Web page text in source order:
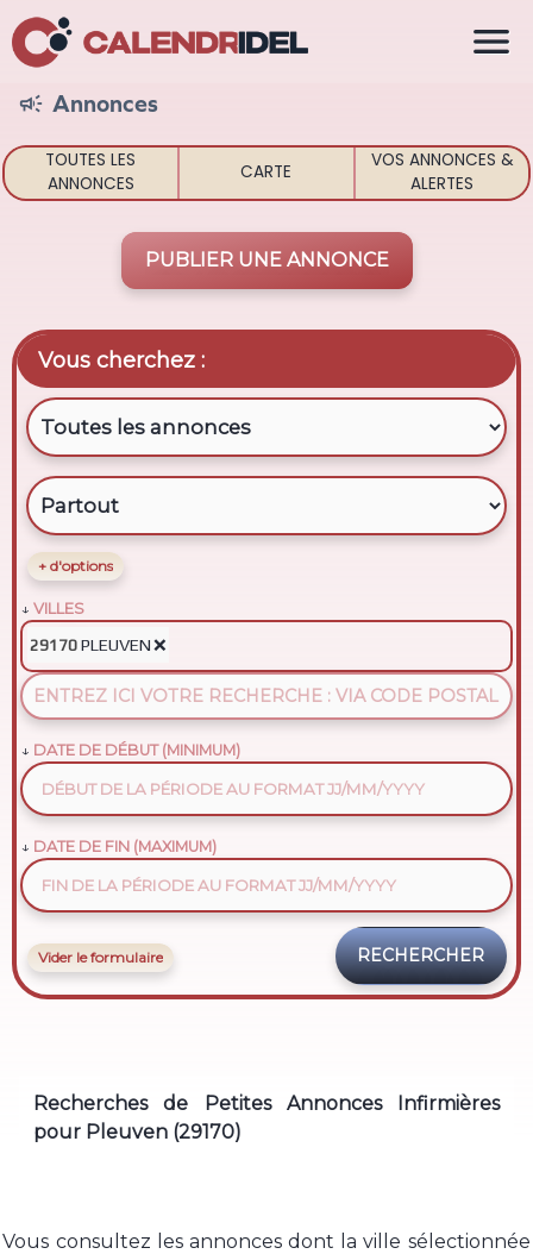
 Annonces
TOUTES LES
ANNONCES
CARTE
VOS ANNONCES &
ALERTES
PUBLIER UNE ANNONCE
Vous cherchez :
+ d'options
VILLES
29170 PLEUVEN❌
DATE DE DÉBUT (MINIMUM)
DATE DE FIN (MAXIMUM)
Vider le formulaire
Recherches de Petites Annonces Infirmières
pour Pleuven (29170)
Vous consultez les annonces dont la ville sélectionnée
